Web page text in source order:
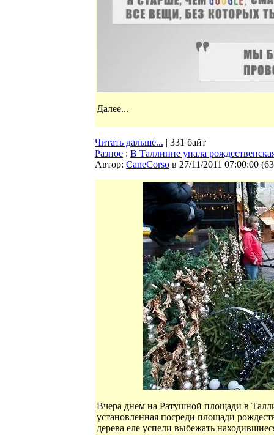
Далее...
Читать дальше... | 331 байт
Разное : В Таллинне упала
Автор: CaneCorso в 27/11/2011 07:00:00 (
Вчера днем на Ратушной площади в
установленная посреди площади
дерева еле успели выбежать